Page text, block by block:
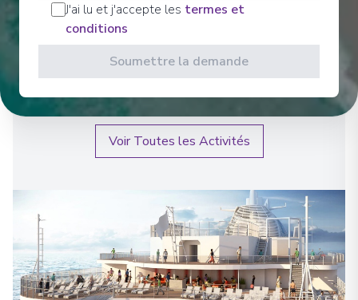
Bien-être
Princess®.
Voir Toutes les Activités
J'ai lu et j'accepte les termes et
conditions
Soumettre la demande